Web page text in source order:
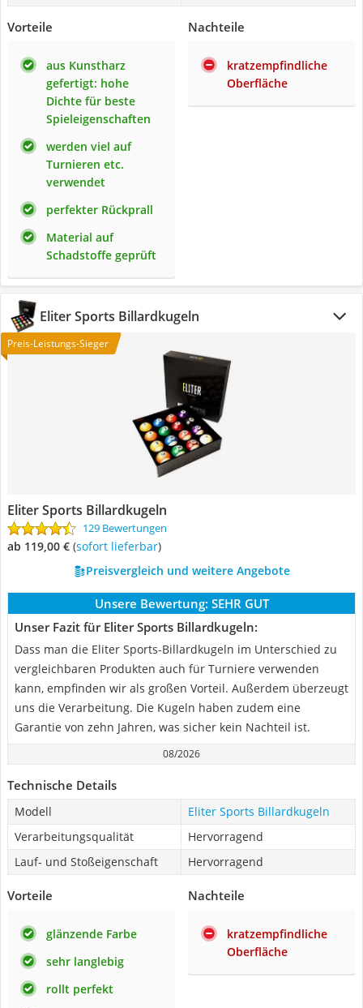
Vorteile
aus Kunstharz
gefertigt: hohe
Dichte für beste
Spieleigenschaften
werden viel auf
Turnieren etc.
verwendet
perfekter Rückprall
Material auf
Schadstoffe geprüft
Nachteile
kratzempfindliche
Oberfläche
Eliter Sports Billardkugeln
Preis-Leistungs-Sieger
Eliter Sports Billardkugeln
129 Bewertungen
ab 119,00 € ( Sofort lieferbar)
Preisvergleich und weitere Angebote
Unsere Bewertung: SEHR GUT
Unser Fazit für Eliter Sports Billardkugeln:
Dass man die Eliter Sports-Billardkugeln im Unterschied zu
vergleichbaren Produkten auch für Turniere verwenden
kann, empfinden wir als großen Vorteil. Außerdem überzeugt
uns die Verarbeitung. Die Kugeln haben zudem eine
Garantie von zehn Jahren, was sicher kein Nachteil ist.
08/2026
Technische Details
Modell
Eliter Sports Billardkugeln
Verarbeitungsqualität
Hervorragend
Lauf- und Stoßeigenschaft
Hervorragend
Vorteile
glänzende Farbe
sehr langlebig
rollt perfekt
Nachteile
kratzempfindliche
Oberfläche